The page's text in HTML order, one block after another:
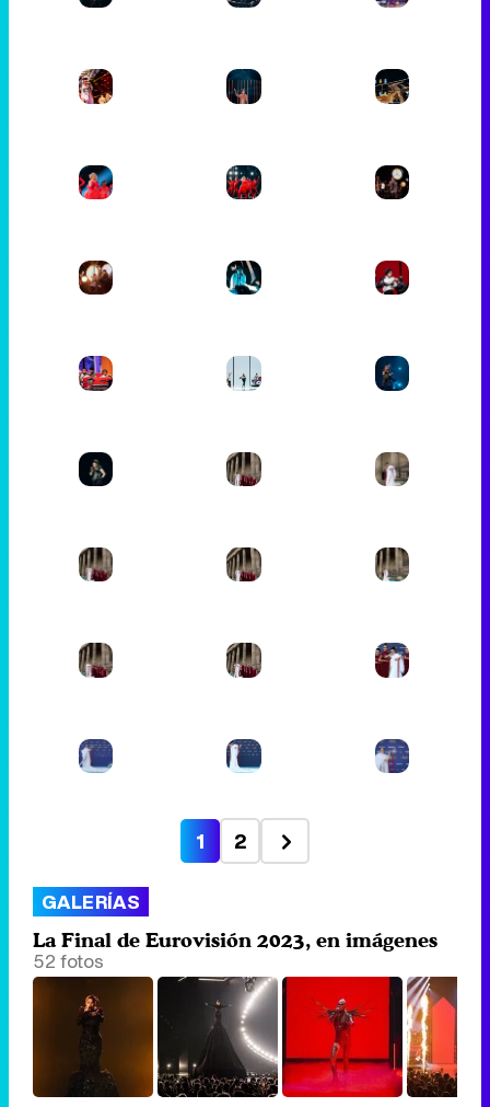
1 2
GALERÍAS
La Final de Eurovisión 2023, en imágenes
52 fotos